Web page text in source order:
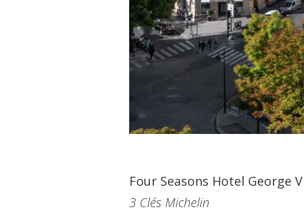
Four Seasons Hotel George V
3 Clés Michelin